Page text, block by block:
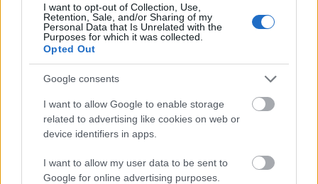
I want to opt-out of Collection, Use,
Retention, Sale, and/or Sharing of my
Personal Data that Is Unrelated with the
Purposes for which it was collected.
Opted Out
Google consents
I want to allow Google to enable storage
related to advertising like cookies on web or
device identifiers in apps.
I want to allow my user data to be sent to
Google for online advertising purposes.
JJ MEGNYERTE AZ EUROVÍZIÓS DALFESZTIVÁLT,
MELYBEN A BUDAPEST SCORING ORCHESTRA IS